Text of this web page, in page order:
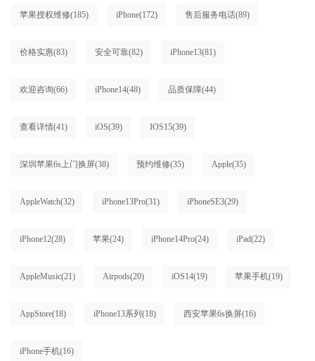
苹果授权维修(185) iPhone(172) 售后服务电话(89)
价格实惠(83) 安全可靠(82) iPhone13(81)
欢迎咨询(66) iPhone14(48) 品质保障(44)
查看详情(41) iOS(39) IOS15(39)
深圳苹果6s上门换屏(38) 预约维修(35) Apple(35)
AppleWatch(32) iPhone13Pro(31) iPhoneSE3(29)
iPhone12(28) 苹果(24) iPhone14Pro(24) iPad(22)
AppleMusic(21) Airpods(20) iOS14(19) 苹果手机(19)
AppStore(18) iPhone13系列 (18) 西安苹果6s换屏(16)
iPhone手机(16)